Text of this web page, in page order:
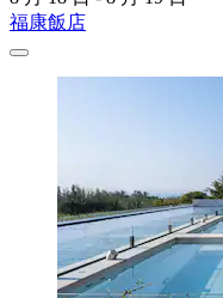
福康飯店